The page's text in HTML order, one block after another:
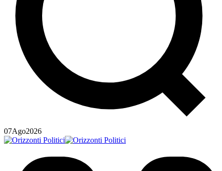
07Ago2026